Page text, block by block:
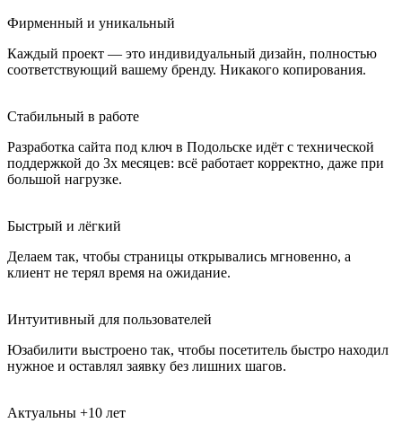
Фирменный и уникальный
Каждый проект — это индивидуальный дизайн, полностью
соответствующий вашему бренду. Никакого копирования.
Стабильный в работе
Разработка сайта под ключ в Подольске идёт с технической
поддержкой до 3х месяцев: всё работает корректно, даже при
большой нагрузке.
Быстрый и лёгкий
Делаем так, чтобы страницы открывались мгновенно, а
клиент не терял время на ожидание.
Интуитивный для пользователей
Юзабилити выстроено так, чтобы посетитель быстро находил
нужное и оставлял заявку без лишних шагов.
Актуальны +10 лет